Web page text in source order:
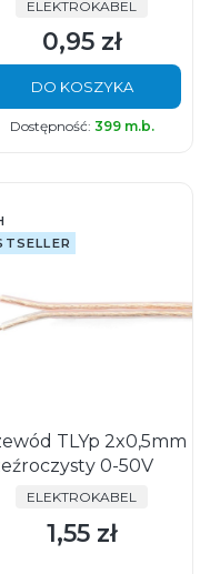
PRODUCENT
ELEKTROKABEL
Cena
0,95 zł
DO KOSZYKA
Dostępność: 399 m.b.
TLYp 2x0,5mm
0-50V
PRODUCENT
ELEKTROKABEL
Cena
1,55 zł